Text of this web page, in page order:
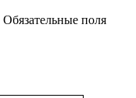
Обязательные поля